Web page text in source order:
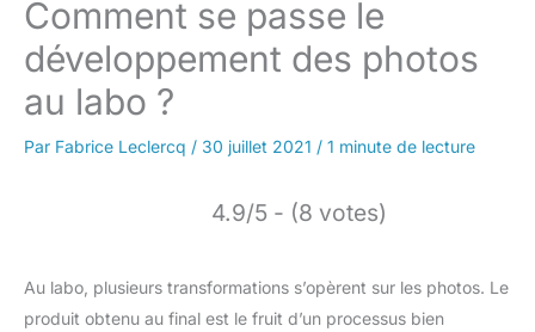
Comment se passe le
développement des photos
au labo ?
Par Fabrice Leclercq / 30 juillet 2021 / 1 minute de lecture
4.9/5 - (8 votes)
Au labo, plusieurs transformations s’opèrent sur les photos. Le
produit obtenu au final est le fruit d’un processus bien